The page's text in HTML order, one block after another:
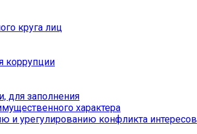
круга лиц
коррупции
для заполнения
характера
и урегулированию конфликта интересов